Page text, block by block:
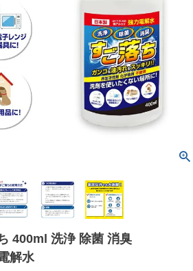
400ml 洗浄 除菌 消臭
解水